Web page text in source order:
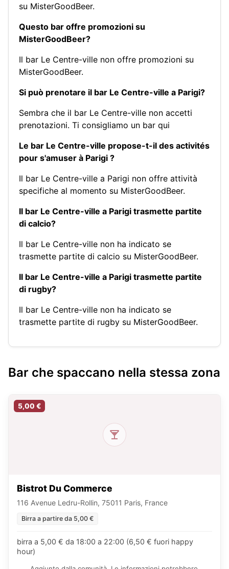
su MisterGoodBeer.
Questo bar offre promozioni su
MisterGoodBeer?
Il bar Le Centre-ville non offre promozioni su
MisterGoodBeer.
Si può prenotare il bar Le Centre-ville a Parigi?
Sembra che il bar Le Centre-ville non accetti
prenotazioni. Ti consigliamo un bar qui
Le bar Le Centre-ville propose-t-il des activités
pour s'amuser à Parigi ?
Il bar Le Centre-ville a Parigi non offre attività
specifiche al momento su MisterGoodBeer.
Il bar Le Centre-ville a Parigi trasmette partite
di calcio?
Il bar Le Centre-ville non ha indicato se
trasmette partite di calcio su MisterGoodBeer.
Il bar Le Centre-ville a Parigi trasmette partite
di rugby?
Il bar Le Centre-ville non ha indicato se
trasmette partite di rugby su MisterGoodBeer.
Bar che spaccano nella stessa zona
5,00 €
Bistrot Du Commerce
116 Avenue Ledru-Rollin, 75011 Paris, France
Birra a partire da 5,00 €
birra a 5,00 € da 18:00 a 22:00 (6,50 € fuori happy
hour)